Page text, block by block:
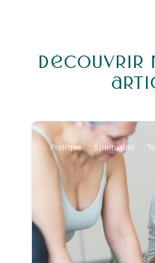
Découvrir
Pratique Spiritualité